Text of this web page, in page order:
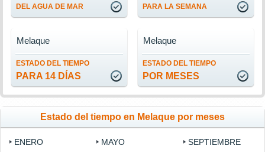
DEL AGUA DE MAR
PARA LA SEMANA
ESTADO DEL TIEMPO
PARA 14 DÍAS
Melaque
ESTADO DEL TIEMPO
POR MESES
Melaque
Estado del tiempo en Melaque por meses
ENERO
MAYO
SEPTIEMBRE